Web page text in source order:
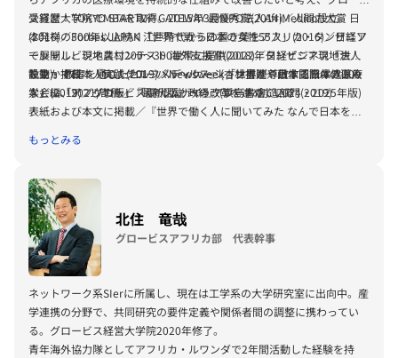
2016年1月 英治出版より『人生の折り返し地点で、僕は少しだけ世界
を変えたいと思った。』を上梓。
ス経営大学院でMBAを取得。2015年3月NPO法人AfriMedico設立。日
本発祥の300年以上続く江戸時代からの置き薬をアフリカ・タンザニア
で展開し、現地農村200〜300世帯に提供(2022年タンザニア現地法人
設立)。教育を通じたセルフメディケーション推進や画像認識AIの導入
など、「アフリカ版」「現代版」への改革を進めている。
受賞歴：TOKYO STARTUP GATEWAY 最優秀賞(2014)／人間力大賞
(2016)／Forbes JAPAN「世界で戦う日本の女性55人」(2016)／日経ソ
ーシャルビジネスコンテスト 海外支援賞(2018)／日経ビジネス「世界
を動かす日本人50」(2019)／Newsweek「世界が尊敬する日本人100
人」(2019)／グロービス アルムナイ・アワード 創造部門(2019)
執筆・掲載：『実践グローバルヘルス』(杏林書院／日本国際保健医療
学会編、2021)寄稿／『最新図説 政経』(浜島書店、2024・2025年版)
表紙および本文に掲載／『世界で働く人に聞いてみた なんで日本を飛
原大吾・国枝慎吾各氏と共著)
もっとみる
北住 竜哉
グロービスアフリカ部 代表幹事
ネットワーク系SIerに所属し、現在は工学系の大学研究室に出向中。産
学連携の分野で、共同研究の要件定義や関係者間の調整に携わってい
る。グロービス経営大学院2020年修了。
青年海外協力隊としてアフリカ・ルワンダで2年間活動した経験を持